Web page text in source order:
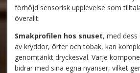
förhöjd sensorisk upplevelse som
överallt.
Smakprofilen hos snuset, med
av kryddor, örter och tobak, kan
genomtänkt dryckesval. Varje
bidrar med sina egna nyanser, vilket